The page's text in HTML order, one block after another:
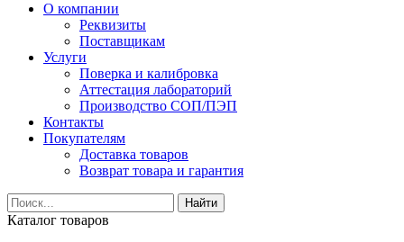
О компании
Реквизиты
Поставщикам
Услуги
Поверка и калибровка
Аттестация лабораторий
Производство СОП/ПЭП
Контакты
Покупателям
Доставка товаров
Возврат товара и гарантия
Найти
Каталог товаров